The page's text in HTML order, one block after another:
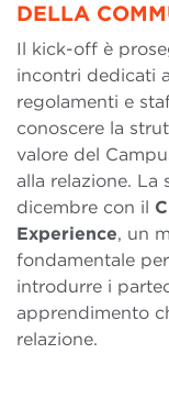
DELLA
Il kick-off è
incontri dedicati
regolamenti e
conoscere la
valore del
alla relazione. La
dicembre con il
Experience, un
fondamentale
introdurre i
apprendimento
relazione.